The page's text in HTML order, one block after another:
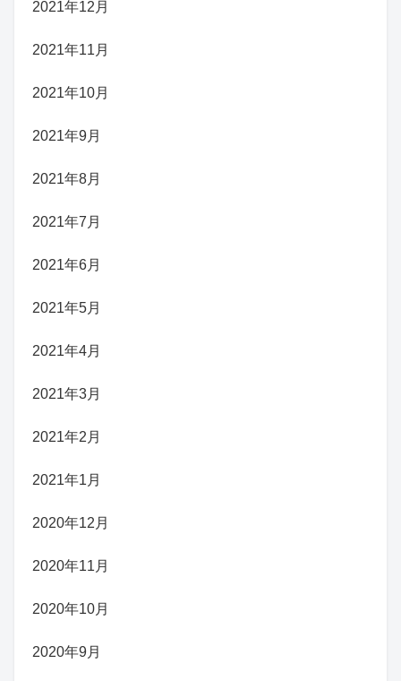
2021年12月
2021年11月
2021年10月
2021年9月
2021年8月
2021年7月
2021年6月
2021年5月
2021年4月
2021年3月
2021年2月
2021年1月
2020年12月
2020年11月
2020年10月
2020年9月